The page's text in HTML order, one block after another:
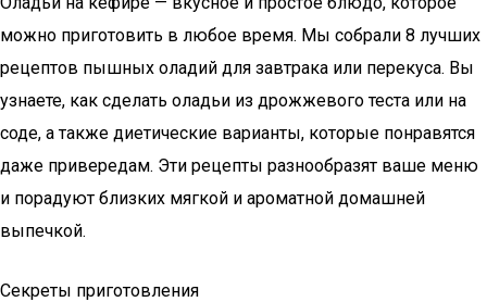
можно приготовить в любое время. Мы собрали 8 лучших
рецептов пышных оладий для завтрака или перекуса. Вы
узнаете, как сделать оладьи из дрожжевого теста или на
соде, а также диетические варианты, которые понравятся
даже привередам. Эти рецепты разнообразят ваше меню
и порадуют близких мягкой и ароматной домашней
выпечкой.
Секреты приготовления